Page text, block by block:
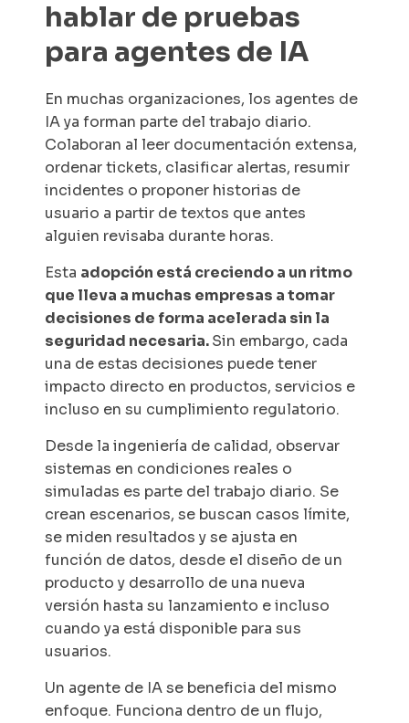
hablar de pruebas
para agentes de IA
En muchas organizaciones, los agentes de
IA ya forman parte del trabajo diario.
Colaboran al leer documentación extensa,
ordenar tickets, clasificar alertas, resumir
incidentes o proponer historias de
usuario a partir de textos que antes
alguien revisaba durante horas.
Esta adopción está creciendo a un ritmo
que lleva a muchas empresas a tomar
decisiones de forma acelerada sin la
seguridad necesaria.Sin embargo, cada
una de estas decisiones puede tener
impacto directo en productos, servicios e
incluso en su cumplimiento regulatorio.
Desde la ingeniería de calidad, observar
sistemas en condiciones reales o
simuladas es parte del trabajo diario. Se
crean escenarios, se buscan casos límite,
se miden resultados y se ajusta en
función de datos, desde el diseño de un
producto y desarrollo de una nueva
versión hasta su lanzamiento e incluso
cuando ya está disponible para sus
usuarios.
Un agente de IA se beneficia del mismo
enfoque. Funciona dentro de un flujo,